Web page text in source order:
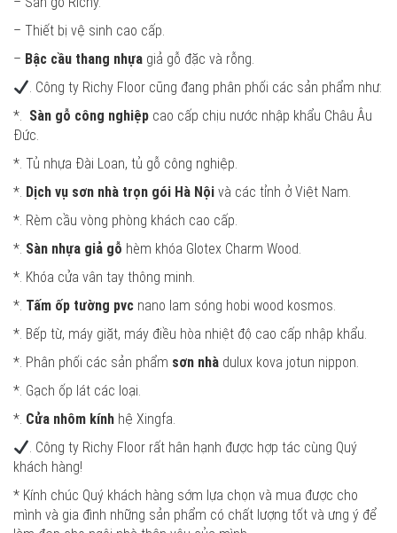
– Thiết bị vệ sinh cao cấp.
– Bậc cầu thang nhựa giả gỗ đặc và rỗng.
. Công ty Richy Floor cũng đang phân phối các sản phẩm như:
*. Sàn gỗ công nghiệp cao cấp chịu nước nhập khẩu Châu Âu
Đức.
*. Tủ nhựa Đài Loan, tủ gỗ công nghiệp.
*. Dịch vụ sơn nhà trọn gói Hà Nội và các tỉnh ở Việt Nam.
*. Rèm cầu vòng phòng khách cao cấp.
*. Sàn nhựa giả gỗ hèm khóa Glotex Charm Wood.
*. Khóa cửa vân tay thông minh.
*. Tấm ốp tường pvc nano lam sóng hobi wood kosmos.
*. Bếp từ, máy giặt, máy điều hòa nhiệt độ cao cấp nhập khẩu.
*. Phân phối các sản phẩm sơn nhà dulux kova jotun nippon.
*. Gạch ốp lát các loại.
*. Cửa nhôm kính hệ Xingfa.
. Công ty Richy Floor rất hân hạnh được hợp tác cùng Quý
khách hàng!
* Kính chúc Quý khách hàng sớm lựa chọn và mua được cho
mình và gia đình những sản phẩm có chất lượng tốt và ưng ý để